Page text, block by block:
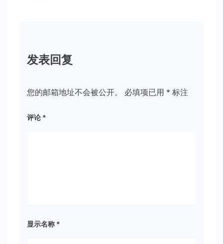
发表回复
您的邮箱地址不会被公开。 必填项已用 * 标注
评论 *
显示名称 *